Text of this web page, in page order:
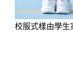
校服式樣由學生